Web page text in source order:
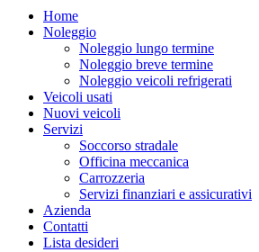
Home
Noleggio
Noleggio lungo termine
Noleggio breve termine
Noleggio veicoli refrigerati
Veicoli usati
Nuovi veicoli
Servizi
Soccorso stradale
Officina meccanica
Carrozzeria
Servizi finanziari e assicurativi
Azienda
Contatti
Lista desideri